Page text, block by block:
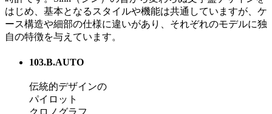
はじめ、基本となるスタイルや機能は共通していますが、ケ
ース構造や細部の仕様に違いがあり、それぞれのモデルに独
自の特徴を与えています。
103.B.AUTO
伝統的デザインの
パイロット
クロノグラフ